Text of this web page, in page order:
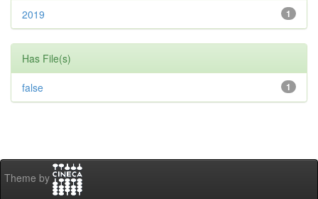
1
2019
Has File(s)
1
false
Theme by